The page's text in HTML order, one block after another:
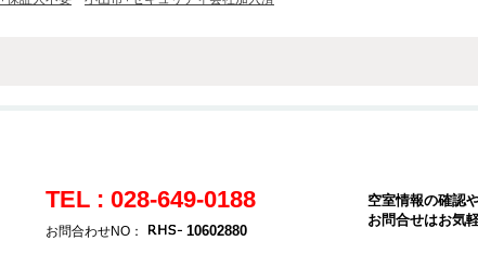
TEL : 028-649-0188
お問合わせNO： 10602880
空室情報の確認
お問合せはお気